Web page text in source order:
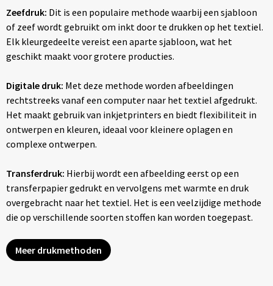
Zeefdruk: Dit is een populaire methode waarbij een sjabloon
of zeef wordt gebruikt om inkt door te drukken op het textiel.
Elk kleurgedeelte vereist een aparte sjabloon, wat het
geschikt maakt voor grotere producties.
Digitale druk: Met deze methode worden afbeeldingen
rechtstreeks vanaf een computer naar het textiel afgedrukt.
Het maakt gebruik van inkjetprinters en biedt flexibiliteit in
ontwerpen en kleuren, ideaal voor kleinere oplagen en
complexe ontwerpen.
Transferdruk: Hierbij wordt een afbeelding eerst op een
transferpapier gedrukt en vervolgens met warmte en druk
overgebracht naar het textiel. Het is een veelzijdige methode
die op verschillende soorten stoffen kan worden toegepast.
Meer drukmethoden